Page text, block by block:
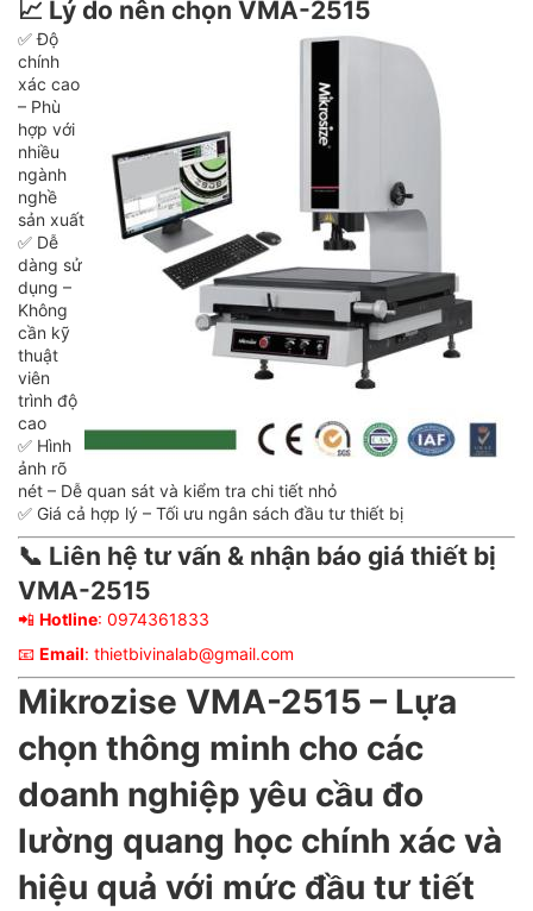
📈 Lý do nên chọn VMA-2515
✅ Độ
chính
xác cao
– Phù
hợp với
nhiều
ngành
nghề
sản xuất
✅ Dễ
dàng sử
dụng –
Không
cần kỹ
thuật
viên
trình độ
cao
✅ Hình
ảnh rõ
nét – Dễ quan sát và kiểm tra chi tiết nhỏ
✅ Giá cả hợp lý – Tối ưu ngân sách đầu tư thiết bị
📞 Liên hệ tư vấn & nhận báo giá thiết bị
VMA-2515
📲 Hotline: 0974361833
📧 Email: thietbivinalab@gmail.com
Mikrozise VMA-2515 – Lựa
chọn thông minh cho các
doanh nghiệp yêu cầu đo
lường quang học chính xác và
hiệu quả với mức đầu tư tiết